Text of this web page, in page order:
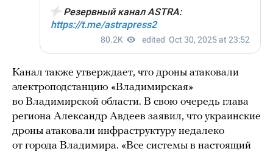
Канал также утверждает, что дроны атаковали
электроподстанцию «Владимирская»
во Владимирской области. В свою очередь глава
региона Александр Авдеев заявил, что украинские
дроны атаковали инфраструктуру недалеко
от города Владимира. «Все системы в настоящий